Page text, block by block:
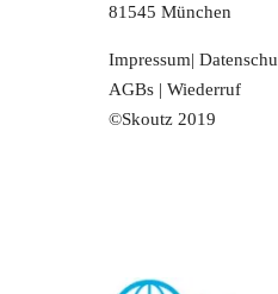
81545 München
Impressum|
AGBs |Wiederruf
©Skoutz 2019